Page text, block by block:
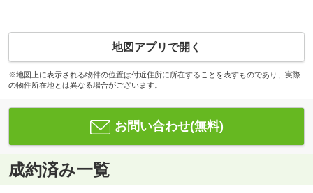
地図アプリで開く
※地図上に表示される物件の位置は付近住所に所在することを表すものであり、実際
の物件所在地とは異なる場合がございます。
お問い合わせ(無料)
成約済み一覧